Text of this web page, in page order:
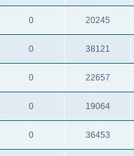
0 20245
0 38121
0 22657
0 19064
0 36453